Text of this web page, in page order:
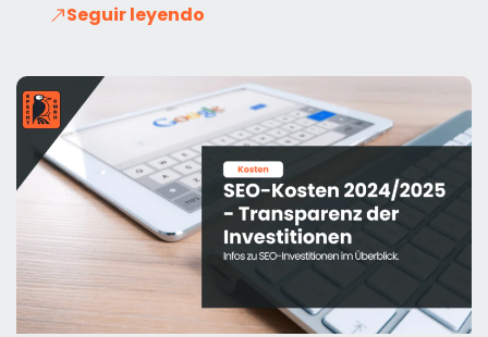
Seguir leyendo